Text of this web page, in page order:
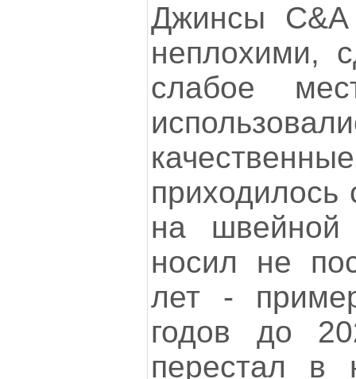
Джинсы
неплохими,
слабое
на
носил не
лет -
годов до
перестал в